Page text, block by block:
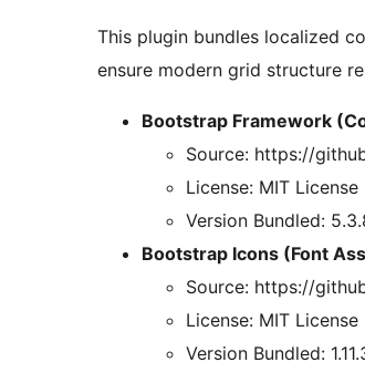
This plugin bundles localized
ensure modern grid structure
Bootstrap Framework
Source: https://
License: MIT
Version Bundled:
Bootstrap Icons (Font
Source: https://
License: MIT
Version Bundled: